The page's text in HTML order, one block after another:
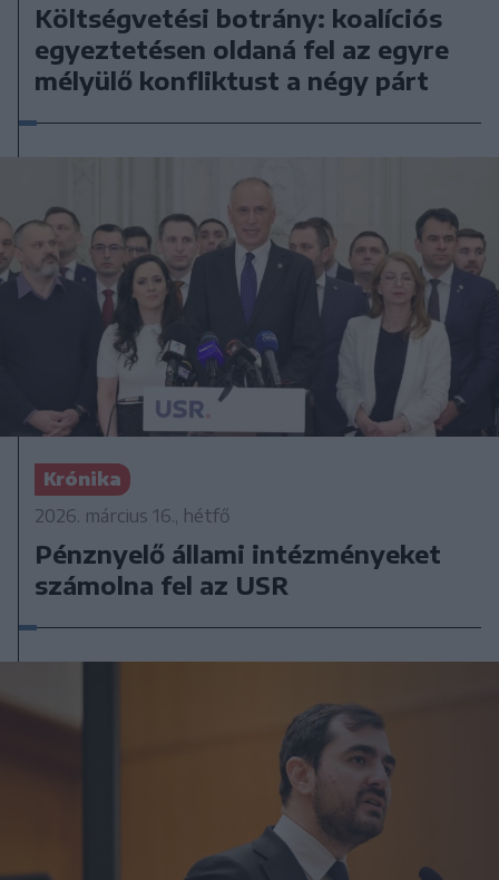
Költségvetési botrány: koalíciós
egyeztetésen oldaná fel az egyre
mélyülő konfliktust a négy párt
Krónika
2026. március 16., hétfő
Pénznyelő állami intézményeket
számolna fel az USR